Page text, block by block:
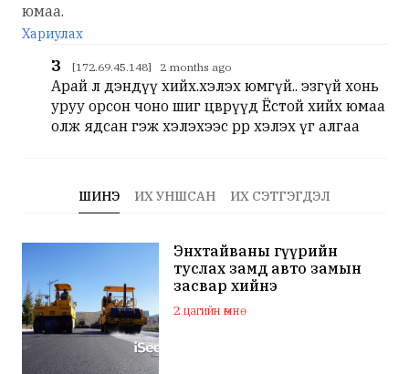
юмаа.
Хариулах
З [172.69.45.148] 2 months ago
Арай л дэндүү хийх.хэлэх юмгүй.. эзгүй хонь
уруу орсон чоно шиг цөөврүүд Ёстой хийх юмаа
олж ядсан гэж хэлэхээс өөрөөр хэлэх үг алгаа
ШИНЭ ИХ УНШСАН ИХ СЭТГЭГДЭЛ
Энхтайваны гүүрийн
туслах замд авто замын
засвар хийнэ
2 цагийн өмнө